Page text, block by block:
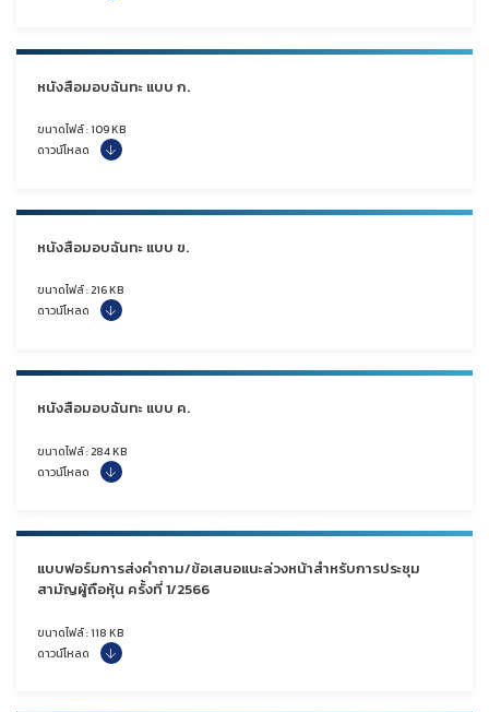
หนังสือมอบฉันทะ แบบ ก.
ขนาดไฟล์ : 109 KB
ดาวน์โหลด
หนังสือมอบฉันทะ แบบ ข.
ขนาดไฟล์ : 216 KB
ดาวน์โหลด
หนังสือมอบฉันทะ แบบ ค.
ขนาดไฟล์ : 284 KB
ดาวน์โหลด
แบบฟอร์มการส่งคำถาม/ข้อเสนอแนะล่วงหน้าสำหรับการประชุม
สามัญผู้ถือหุ้น ครั้งที่ 1/2566
ขนาดไฟล์ : 118 KB
ดาวน์โหลด